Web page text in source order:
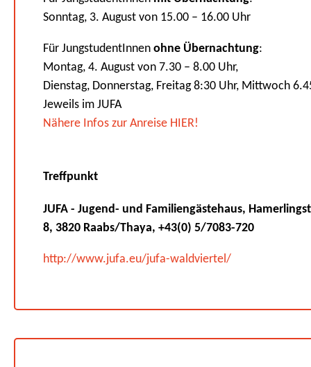
Sonntag, 3. August von 15.00 – 16.00 Uhr
Für JungstudentInnen ohne Übernachtung:
Montag, 4. August von 7.30 – 8.00 Uhr,
Dienstag, Donnerstag, Freitag 8:30 Uhr, Mittwoch
Jeweils im JUFA
Nähere Infos zur Anreise HIER!
Treffpunkt
JUFA - Jugend- und Familiengästehaus,
8, 3820 Raabs/Thaya, +43(0) 5/7083-720
http://www.jufa.eu/jufa-waldviertel/